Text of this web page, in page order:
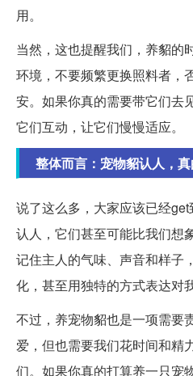
用。
当然，这也提醒我们，养貂的
环境，不要频繁更换照料者，
安。如果你真的需要带它们去
它们互动，让它们慢慢适应。
整体而言：宠物貂认人，真
说了这么多，大家应该已经
认人，它们甚至可能比我们想
记住主人的气味、声音和样子
化，甚至用独特的方式表达对
不过，养宠物貂也是一项需要
爱，但也需要我们花时间和精
们。如果你真的打算养一只宠